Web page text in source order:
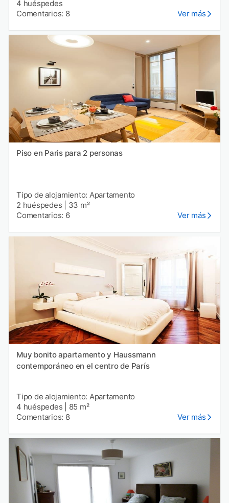
4 huéspedes
Comentarios: 8
Ver más
Piso en Paris para 2 personas
Tipo de alojamiento: Apartamento
2 huéspedes
33 m²
Comentarios: 6
Ver más
Muy bonito apartamento y Haussmann
contemporáneo en el centro de París
Tipo de alojamiento: Apartamento
4 huéspedes
85 m²
Comentarios: 8
Ver más